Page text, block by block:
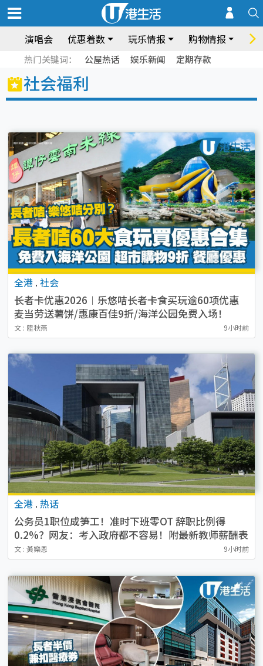
演唱会 优惠着数 玩乐情报 购物情报 饮
热门关键词： 公屋热话 娱乐新闻 定期存款
社会福利
全港 . 社会
长者卡优惠2026︱乐悠咭长者卡食买玩逾60项优惠
麦当劳送薯饼/惠康百佳9折/海洋公园免费入场！
文 : 陸秋燕 9小时前
全港 . 热话
公务员1职位成笋工！准时下班零OT 辞职比例得
0.2%？网友：考入政府都不容易！附最新教师薪酬表
文 : 黃樂恩 9小时前